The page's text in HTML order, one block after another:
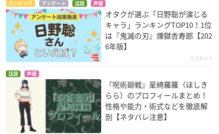
ランキング アンケート 話題 声優
オタクが選ぶ「日野聡が演じる
キャラ」ランキングTOP10！1位
は『鬼滅の刃』煉󠄁獄杏寿郎【202
6年版】
2コメント
話題 声優
『呪術廻戦』星綺羅羅（ほしき
らら）のプロフィールまとめ！
性格や能力・術式などを徹底解
剖【ネタバレ注意】